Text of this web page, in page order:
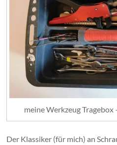
meine Werkzeug
Der Klassiker (für mich) an